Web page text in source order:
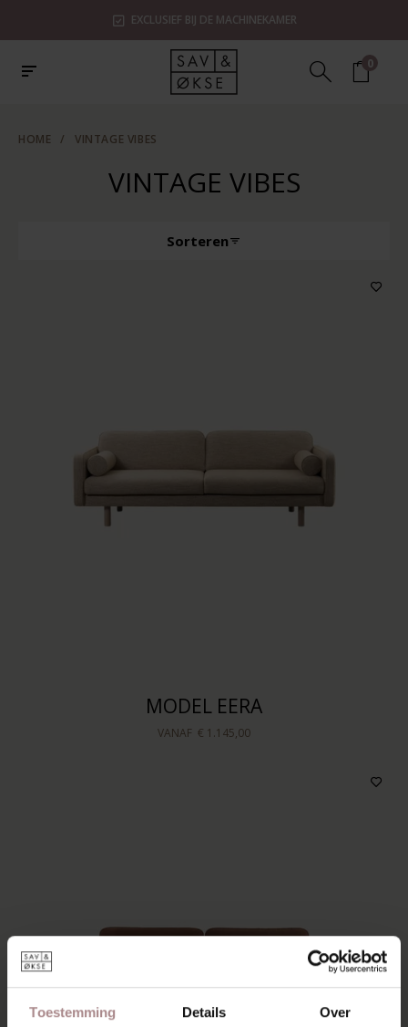
Toestemming Details Over
EXCLUSIEF BIJ DE MACHINEKAMER
0
HOME / VINTAGE VIBES
VINTAGE VIBES
Sorteren
MODEL EERA
VANAF € 1.145,00